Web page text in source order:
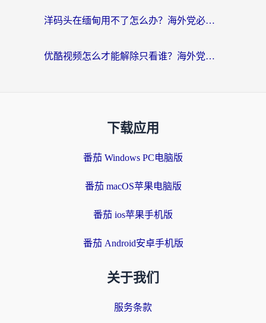
洋码头在缅甸用不了怎么办？海外党必备回国加速指南，解决追剧购物生活服务难题
优酷视频怎么才能解除只看谁？海外党亲测有效的追剧自由指南
下载应用
番茄 Windows PC电脑版
番茄 macOS苹果电脑版
番茄 ios苹果手机版
番茄 Android安卓手机版
关于我们
服务条款